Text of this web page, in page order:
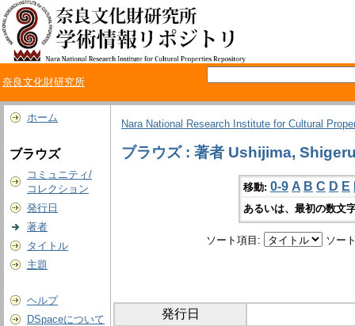
奈良文化財研究所
ホーム
ブラウズ
コミュニティ/
コレクション
発行日
著者
タイトル
主題
ヘルプ
DSpaceについて
Nara National Research Institute for Cultural
ブラウズ : 著者 Ushijima,
移動: 0-9 A B C D E
あるいは、最初の数文
ソート項目: ソー
発行日